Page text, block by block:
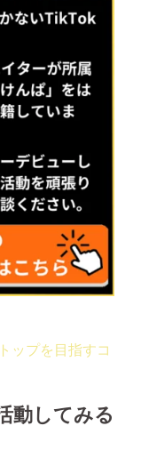
ップを目指すコ
動してみる